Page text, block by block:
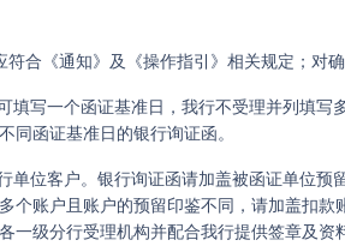
符合《通知》及《操作指引》相关规定；对
填写一个函证基准日，我行不受理并列填
同函证基准日的银行询证函。
单位客户。银行询证函请加盖被函证单位
个账户且账户的预留印鉴不同，请加盖扣
一级分行受理机构并配合我行提供签章及资